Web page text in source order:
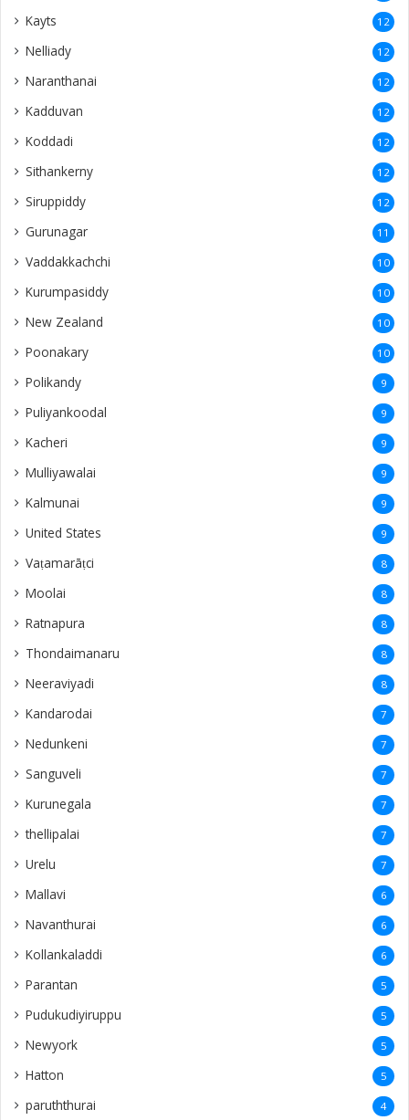
Kayts 12
Nelliady 12
Naranthanai 12
Kadduvan 12
Koddadi 12
Sithankerny 12
Siruppiddy 12
Gurunagar 11
Vaddakkachchi 10
Kurumpasiddy 10
New Zealand 10
Poonakary 10
Polikandy 9
Puliyankoodal 9
Kacheri 9
Mulliyawalai 9
Kalmunai 9
United States 9
Vaṭamarāṭci 8
Moolai 8
Ratnapura 8
Thondaimanaru 8
Neeraviyadi 8
Kandarodai 7
Nedunkeni 7
Sanguveli 7
Kurunegala 7
thellipalai 7
Urelu 7
Mallavi 6
Navanthurai 6
Kollankaladdi 6
Parantan 5
Pudukudiyiruppu 5
Newyork 5
Hatton 5
paruththurai 4